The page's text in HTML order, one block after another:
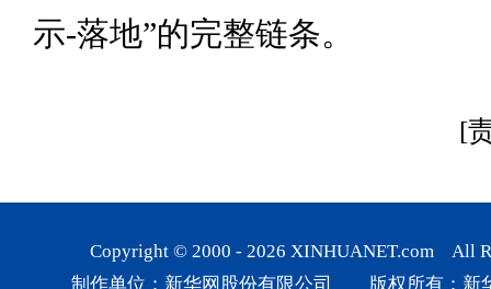
示-落地”的完整链条。
[
Copyright © 2000 - 2026 XINHUANET.com All
制作单位：新华网股份有限公司 版权所有：新